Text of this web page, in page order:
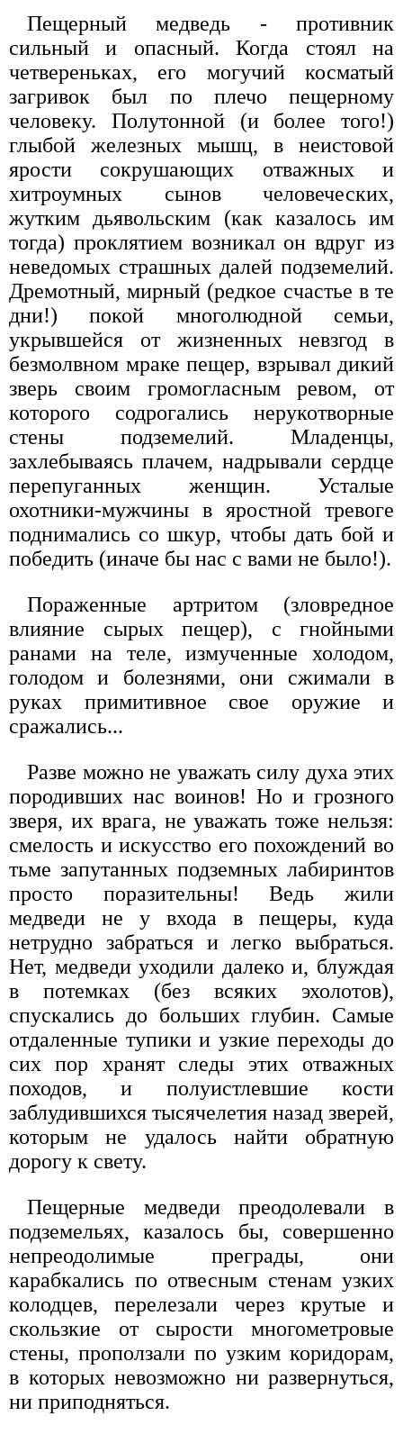
Пещерный медведь - противник
сильный и опасный. Когда стоял на
четвереньках, его могучий косматый
загривок был по плечо пещерному
человеку. Полутонной (и более того!)
глыбой железных мышц, в неистовой
ярости сокрушающих отважных и
хитроумных сынов человеческих,
жутким дьявольским (как казалось им
тогда) проклятием возникал он вдруг из
неведомых страшных далей подземелий.
Дремотный, мирный (редкое счастье в те
дни!) покой многолюдной семьи,
укрывшейся от жизненных невзгод в
безмолвном мраке пещер, взрывал дикий
зверь своим громогласным ревом, от
которого содрогались нерукотворные
стены подземелий. Младенцы,
захлебываясь плачем, надрывали сердце
перепуганных женщин. Усталые
охотники-мужчины в яростной тревоге
поднимались со шкур, чтобы дать бой и
победить (иначе бы нас с вами не было!).
Пораженные артритом (зловредное
влияние сырых пещер), с гнойными
ранами на теле, измученные холодом,
голодом и болезнями, они сжимали в
руках примитивное свое оружие и
сражались...
Разве можно не уважать силу духа этих
породивших нас воинов! Но и грозного
зверя, их врага, не уважать тоже нельзя:
смелость и искусство его похождений во
тьме запутанных подземных лабиринтов
просто поразительны! Ведь жили
медведи не у входа в пещеры, куда
нетрудно забраться и легко выбраться.
Нет, медведи уходили далеко и, блуждая
в потемках (без всяких эхолотов),
спускались до больших глубин. Самые
отдаленные тупики и узкие переходы до
сих пор хранят следы этих отважных
походов, и полуистлевшие кости
заблудившихся тысячелетия назад зверей,
которым не удалось найти обратную
дорогу к свету.
Пещерные медведи преодолевали в
подземельях, казалось бы, совершенно
непреодолимые преграды, они
карабкались по отвесным стенам узких
колодцев, перелезали через крутые и
скользкие от сырости многометровые
стены, проползали по узким коридорам,
в которых невозможно ни развернуться,
ни приподняться.